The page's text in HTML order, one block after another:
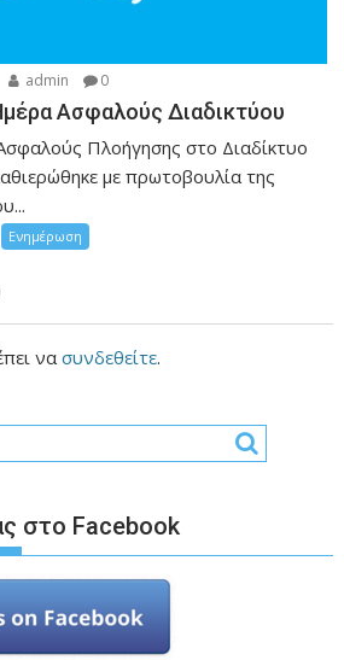
admin 0
Ασφαλούς Διαδικτύου
Πλοήγησης στο Διαδίκτυο
με πρωτοβουλία της
Ενημέρωση
νασυνδεθείτε.
στο Facebook